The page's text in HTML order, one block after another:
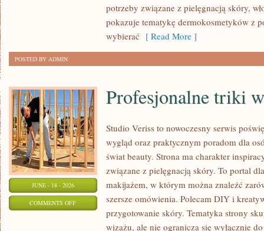
potrzeby związane z pielęgnacją skóry,
pokazuje tematykę dermokosmetyków z
wybierać [ Read More ]
POSTED BY ADMIN
JUNE - 18 - 2026
COMMENTS OFFON
PROFESJONALNE
Profesjonalne triki
Studio Veriss to nowoczesny serwis
wygląd oraz praktycznym poradom dla
świat beauty. Strona ma charakter
związane z pielęgnacją skóry. To portal
makijażem, w którym można znaleźć
szersze omówienia. Polecam DIY i
przygotowanie skóry. Tematyka strony
wizażu, ale nie ogranicza się wyłącznie